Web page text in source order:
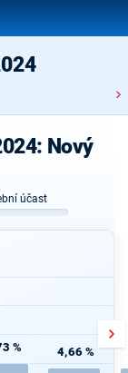
Nový
účast
% 4,66 %
STAČILO!
koalice